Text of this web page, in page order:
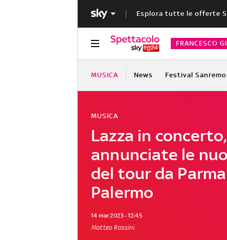
Esplora tutte le offerte
FRANCESCO
MUSICA News Festival Sanremo
Lazza in concerto,
annunciate le
del tour da
Palermo
MUSICA
14 mar 2023 - 12:45
Matteo Rossini